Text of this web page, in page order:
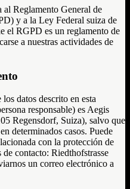
al Reglamento General de
y a la Ley Federal suiza de
el RGPD es un reglamento de
a nuestras actividades de
datos descrito en esta
responsable) es Aegis
Regensdorf, Suiza), salvo que
determinados casos. Puede
con la protección de
contacto: Riedthofstrasse
un correo electrónico a